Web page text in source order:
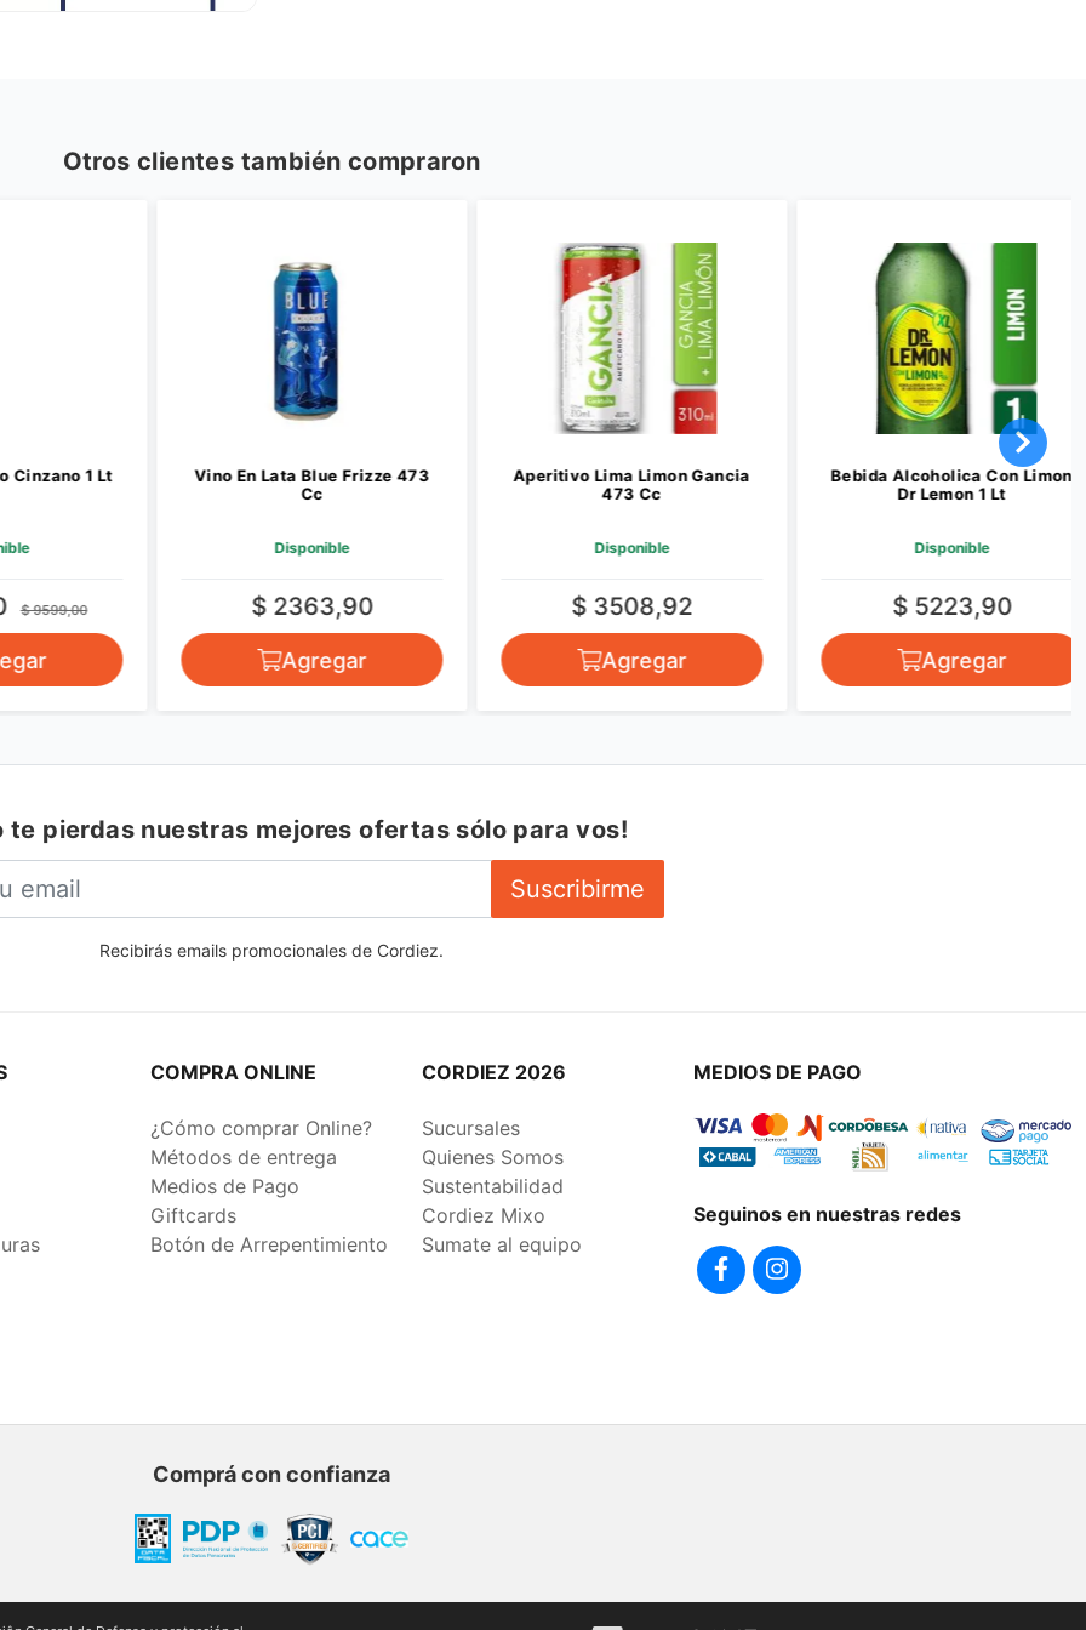
Otros clientes también compraron
1 Lt
Vino En Lata Blue Frizze 473
Disponible
$ 2363,90
Agregar
Aperitivo Lima Limon Gancia
473 Cc
Disponible
$ 3508,92
Agregar
Bebida Alcoholica Con Limon
Dr Lemon 1 Lt
Disponible
$ 5223,90
Agregar
te pierdas nuestras mejores ofertas sólo para vos!
Suscribirme
Recibirás emails promocionales de Cordiez.
COMPRA ONLINE
¿Cómo comprar Online?
Métodos de entrega
Medios de Pago
Giftcards
Botón de Arrepentimiento
CORDIEZ 2026
Sucursales
Quienes Somos
Sustentabilidad
Cordiez Mixo
Sumate al equipo
MEDIOS DE PAGO
Seguinos en nuestras redes
Comprá con confianza